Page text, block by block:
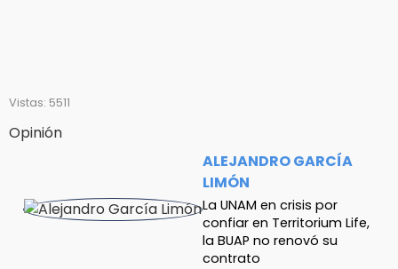
Vistas: 5511
Opinión
ALEJANDRO GARCÍA
LIMÓN
La UNAM en crisis por
confiar en Territorium Life,
la BUAP no renovó su
contrato